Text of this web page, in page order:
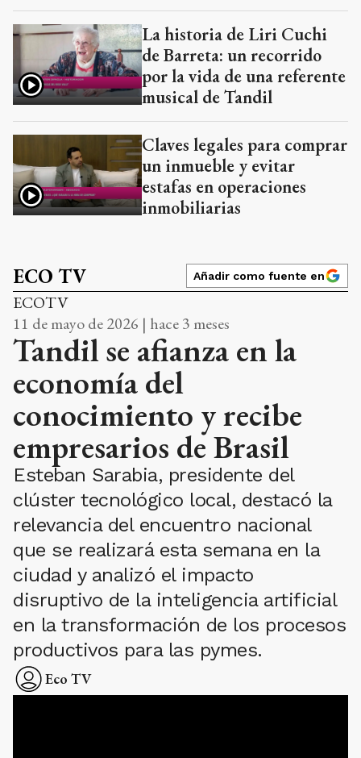
La historia de Liri Cuchi
de Barreta: un recorrido
por la vida de una referente
musical de Tandil
Claves legales para comprar
un inmueble y evitar
estafas en operaciones
inmobiliarias
ECO TV Añadir como fuente en
ECOTV
11 de mayo de 2026 | hace 3 meses
Tandil se afianza en la
economía del
conocimiento y recibe
empresarios de Brasil
Esteban Sarabia, presidente del
clúster tecnológico local, destacó la
relevancia del encuentro nacional
que se realizará esta semana en la
ciudad y analizó el impacto
disruptivo de la inteligencia artificial
en la transformación de los procesos
productivos para las pymes.
Eco TV